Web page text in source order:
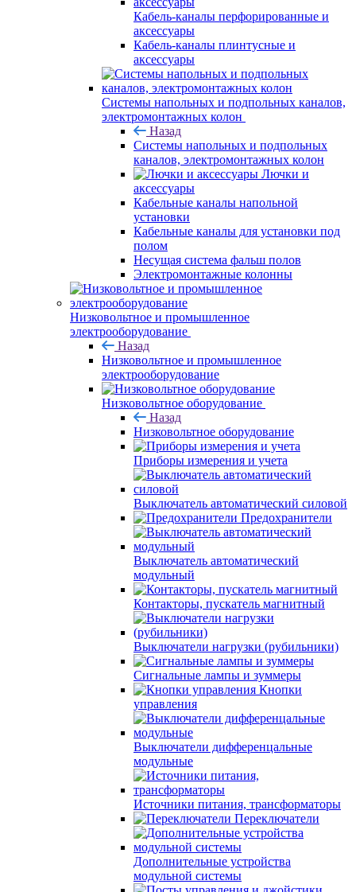
Кабель-каналы перфорированные и
аксессуары
Кабель-каналы плинтусные и
аксессуары
Системы напольных и подпольных каналов,
электромонтажных колон
Назад
Системы напольных и подпольных
каналов, электромонтажных колон
Лючки и
аксессуары
Кабельные каналы напольной
установки
Кабельные каналы для установки под
полом
Несущая система фальш полов
Электромонтажные колонны
Низковольтное и промышленное
электрооборудование
Назад
Низковольтное и промышленное
электрооборудование
Низковольтное оборудование
Назад
Низковольтное оборудование
Приборы измерения и учета
Выключатель автоматический силовой
Предохранители
Выключатель автоматический
модульный
Контакторы, пускатель магнитный
Выключатели нагрузки (рубильники)
Сигнальные лампы и зуммеры
Кнопки
управления
Выключатели дифференцальные
модульные
Источники питания, трансформаторы
Переключатели
Дополнительные устройства
модульной системы